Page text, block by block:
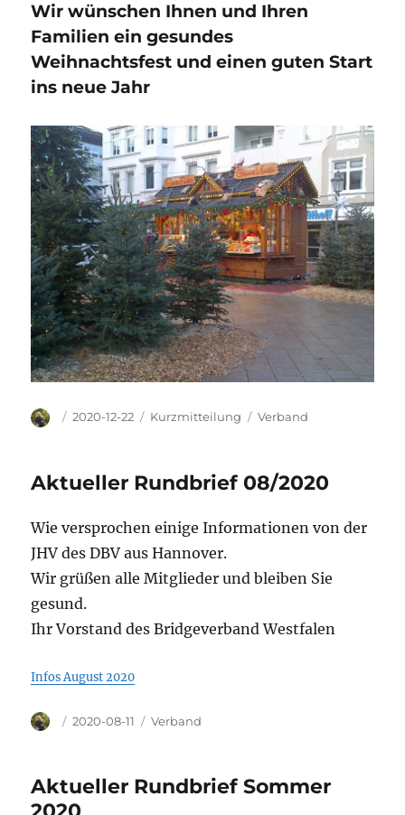
Wir wünschen Ihnen und Ihren
Familien ein gesundes
Weihnachtsfest und einen guten Start
ins neue Jahr
Autor
Veröffentlicht
2020-12-22 Format
Kurzmitteilung Kategorien
Verband
Aktueller Rundbrief 08/2020
Wie versprochen einige Informationen von der
JHV des DBV aus Hannover.
Wir grüßen alle Mitglieder und bleiben Sie
gesund.
Ihr Vorstand des Bridgeverband Westfalen
Infos August 2020
Autor
Veröffentlicht
2020-08-11 Kategorien
Verband
Aktueller Rundbrief Sommer